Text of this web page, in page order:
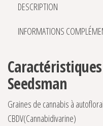
DESCRIPTION
INFORMATIONS
Seedsman
Graines de cannabis à
CBDV(Cannabidivarine)